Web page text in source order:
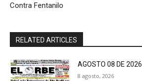
Contra Fentanilo
RELATED ARTICLES
AGOSTO 08 DE 2026
8 agosto, 2026